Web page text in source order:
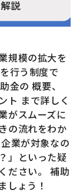
規模の拡大を
行う制度で
金の 概要、
ト まで詳しく
がスムーズに
の流れをわか
業が対象なの
」といった疑
ださい。 補助
しょう！